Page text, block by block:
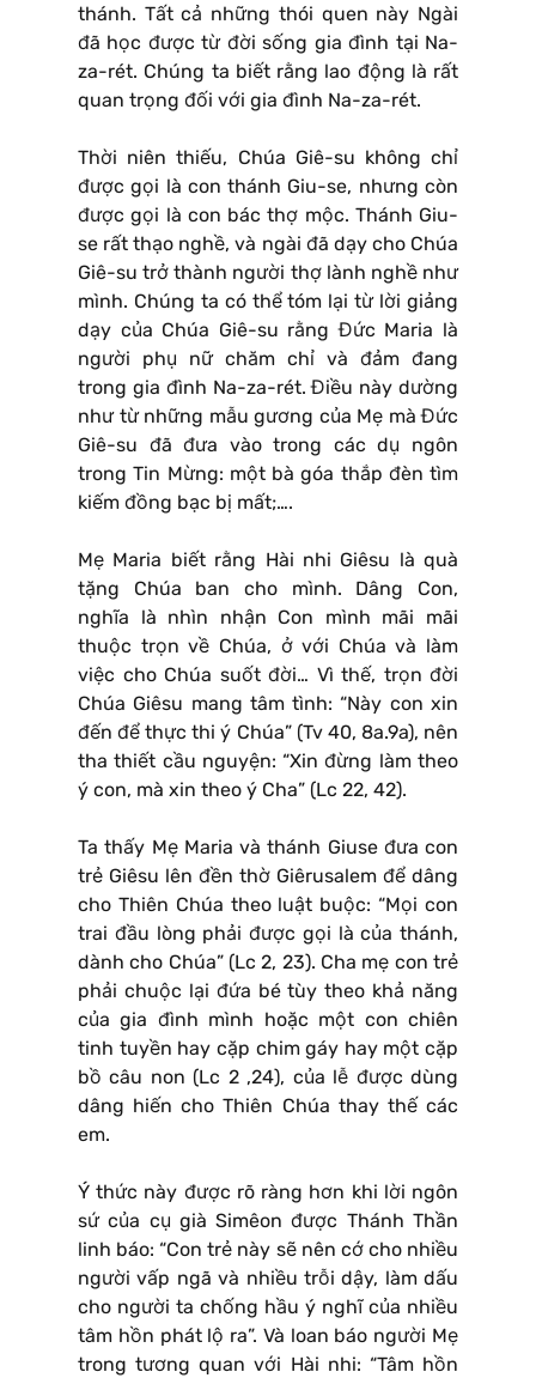
thánh. Tất cả những thói quen này Ngài
đã học được từ đời sống gia đình tại Na-
za-rét. Chúng ta biết rằng lao động là rất
quan trọng đối với gia đình Na-za-rét.
Thời niên thiếu, Chúa Giê-su không chỉ
được gọi là con thánh Giu-se, nhưng còn
được gọi là con bác thợ mộc. Thánh Giu-
se rất thạo nghề, và ngài đã dạy cho Chúa
Giê-su trở thành người thợ lành nghề như
mình. Chúng ta có thể tóm lại từ lời giảng
dạy của Chúa Giê-su rằng Đức Maria là
người phụ nữ chăm chỉ và đảm đang
trong gia đình Na-za-rét. Điều này dường
như từ những mẫu gương của Mẹ mà Đức
Giê-su đã đưa vào trong các dụ ngôn
trong Tin Mừng: một bà góa thắp đèn tìm
kiếm đồng bạc bị mất;….
Mẹ Maria biết rằng Hài nhi Giêsu là quà
tặng Chúa ban cho mình. Dâng Con,
nghĩa là nhìn nhận Con mình mãi mãi
thuộc trọn về Chúa, ở với Chúa và làm
việc cho Chúa suốt đời… Vì thế, trọn đời
Chúa Giêsu mang tâm tình: “Này con xin
đến để thực thi ý Chúa” (Tv 40, 8a.9a), nên
tha thiết cầu nguyện: “Xin đừng làm theo
ý con, mà xin theo ý Cha” (Lc 22, 42).
Ta thấy Mẹ Maria và thánh Giuse đưa con
trẻ Giêsu lên đền thờ Giêrusalem để dâng
cho Thiên Chúa theo luật buộc: “Mọi con
trai đầu lòng phải được gọi là của thánh,
dành cho Chúa” (Lc 2, 23). Cha mẹ con trẻ
phải chuộc lại đứa bé tùy theo khả năng
của gia đình mình hoặc một con chiên
tinh tuyền hay cặp chim gáy hay một cặp
bồ câu non (Lc 2 ,24), của lễ được dùng
dâng hiến cho Thiên Chúa thay thế các
em.
Ý thức này được rõ ràng hơn khi lời ngôn
sứ của cụ già Simêon được Thánh Thần
linh báo: “Con trẻ này sẽ nên cớ cho nhiều
người vấp ngã và nhiều trỗi dậy, làm dấu
cho người ta chống hầu ý nghĩ của nhiều
tâm hồn phát lộ ra”. Và loan báo người Mẹ
trong tương quan với Hài nhi: “Tâm hồn